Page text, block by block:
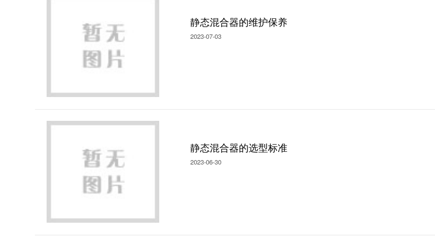
静态混合器的维护保养
2023-07-03
静态混合器的选型标准
2023-06-30